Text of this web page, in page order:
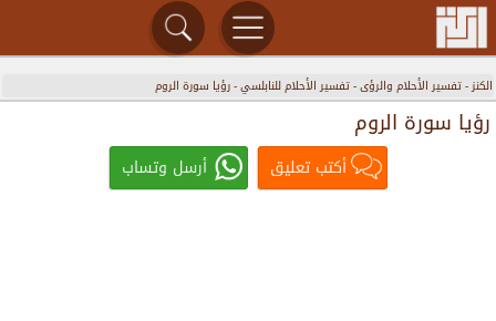
الكنز-تفسير الأحلام والرؤى-تفسير الأحلام للنابلسي-رؤيا سورة الروم
رؤيا سورة الروم
أكتب تعليق أرسل وتساب